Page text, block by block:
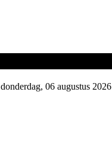
donderdag, 06 augustus 2026